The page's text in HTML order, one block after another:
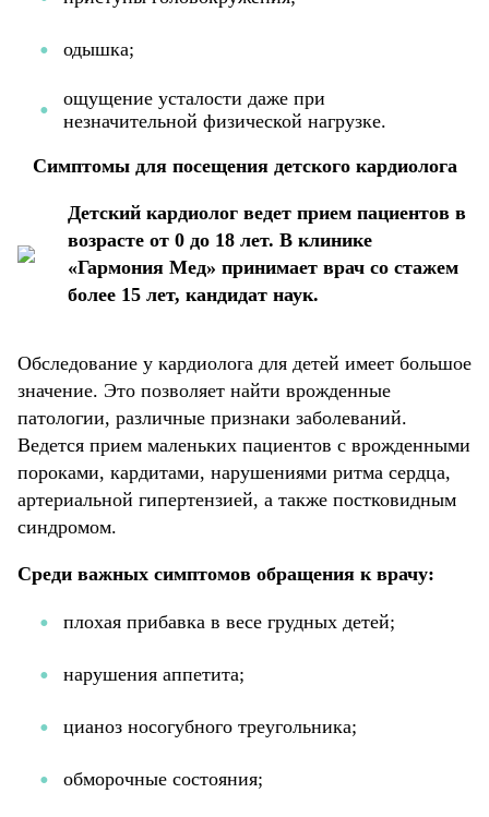
одышка;
ощущение усталости даже при
незначительной физической нагрузке.
Симптомы для посещения детского кардиолога
Детский кардиолог ведет прием пациентов в
возрасте от 0 до 18 лет. В клинике
«Гармония Мед» принимает врач со стажем
более 15 лет, кандидат наук.
Обследование у кардиолога для детей имеет большое
значение. Это позволяет найти врожденные
патологии, различные признаки заболеваний.
Ведется прием маленьких пациентов с врожденными
пороками, кардитами, нарушениями ритма сердца,
артериальной гипертензией, а также постковидным
синдромом.
Среди важных симптомов обращения к врачу:
плохая прибавка в весе грудных детей;
нарушения аппетита;
цианоз носогубного треугольника;
обморочные состояния;